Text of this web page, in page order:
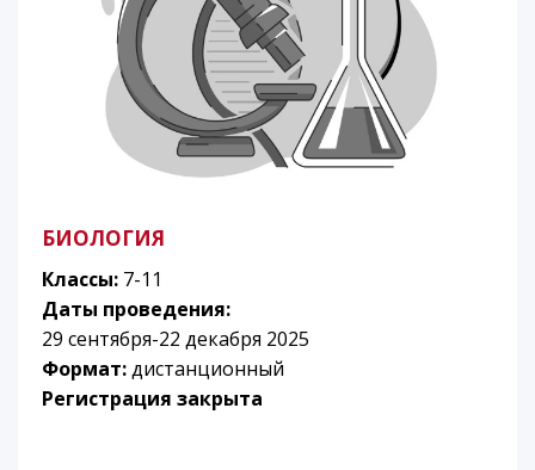
БИОЛОГИЯ
Классы: 7-11
Даты проведения:
29 сентября-22 декабря 2025
Формат:дистанционный
Регистрация закрыта